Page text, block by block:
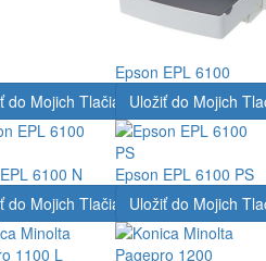
Epson EPL 6100
do Mojich Tlačiarní
6100 N
Uložiť do Mojich
Epson EPL 6100 PS
do Mojich TlačiarníUložiť do Mojich